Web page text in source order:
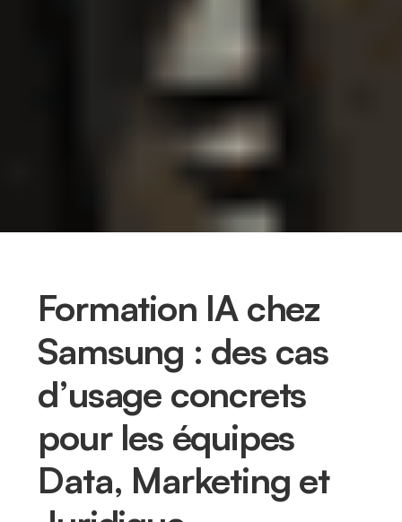
Formation IA chez
Samsung : des cas
d’usage concrets
pour les équipes
Data, Marketing et